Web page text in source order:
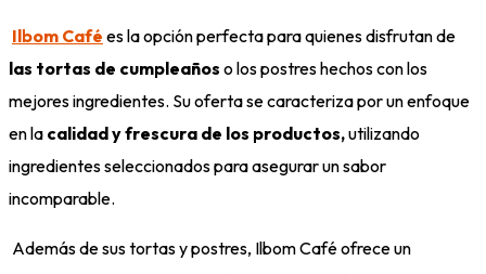
Ilbom Café es la opción perfecta para quienes disfrutan de
las tortas de cumpleaños o los postres hechos con los
mejores ingredientes. Su oferta se caracteriza por un enfoque
en la calidad y frescura de los productos,utilizando
ingredientes seleccionados para asegurar un sabor
incomparable.
Además de sus tortas y postres, Ilbom Café ofrece un